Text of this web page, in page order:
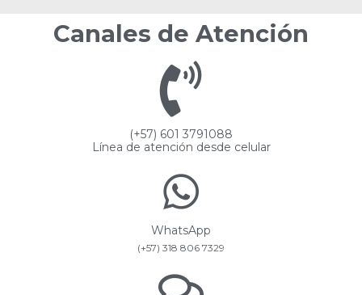
Canales de Atención
(+57) 601 3791088
Línea de atención desde celular
WhatsApp
(+57) 318 806 7329